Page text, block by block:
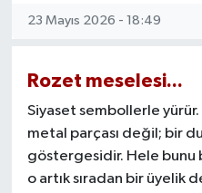
23 Mayıs 2026 - 18:49
Rozet meselesi...
Siyaset sembollerle
metal parçası değil; bir
göstergesidir. Hele bunu
o artık sıradan bir üyelik